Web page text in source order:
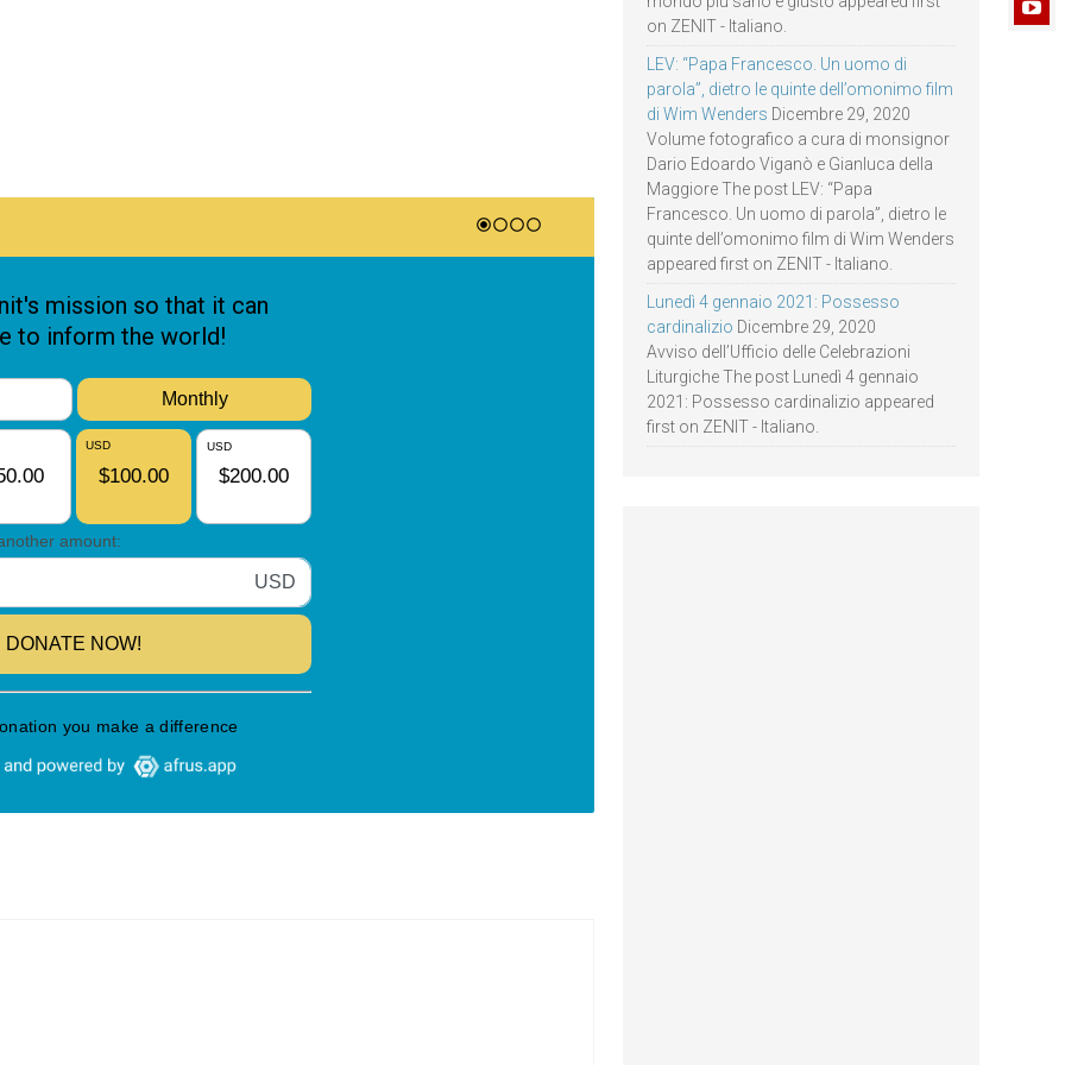
on ZENIT - Italiano.
LEV: “Papa Francesco. Un uomo di
parola”, dietro le quinte dell’omonimo film
di Wim Wenders Dicembre 29, 2020
Volume fotografico a cura di monsignor
Dario Edoardo Viganò e Gianluca della
Maggiore The post LEV: “Papa
Francesco. Un uomo di parola”, dietro le
quinte dell’omonimo film di Wim Wenders
appeared first on ZENIT - Italiano.
Lunedì 4 gennaio 2021: Possesso
cardinalizio Dicembre 29, 2020
Avviso dell’Ufficio delle Celebrazioni
Liturgiche The post Lunedì 4 gennaio
2021: Possesso cardinalizio appeared
first on ZENIT - Italiano.